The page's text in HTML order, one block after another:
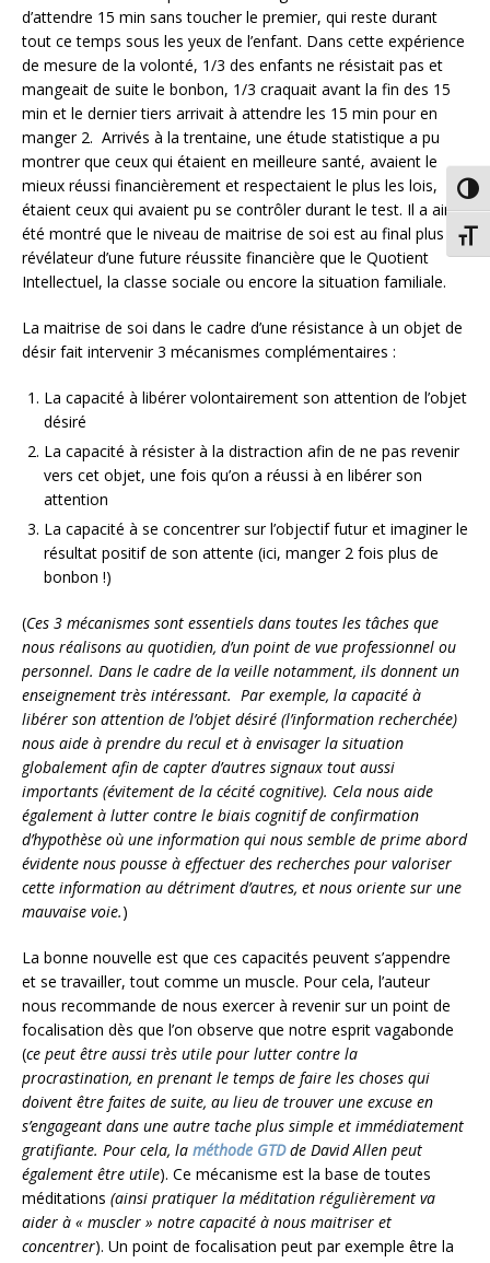
d’attendre 15 min sans toucher le premier, qui reste durant
tout ce temps sous les yeux de l’enfant. Dans cette expérience
de mesure de la volonté, 1/3 des enfants ne résistait pas et
mangeait de suite le bonbon, 1/3 craquait avant la fin des 15
min et le dernier tiers arrivait à attendre les 15 min pour en
manger 2. Arrivés à la trentaine, une étude statistique a pu
montrer que ceux qui étaient en meilleure santé, avaient le
mieux réussi financièrement et respectaient le plus les lois,
étaient ceux qui avaient pu se contrôler durant le test. Il a ainsi
été montré que le niveau de maitrise de soi est au final plus
révélateur d’une future réussite financière que le Quotient
Intellectuel, la classe sociale ou encore la situation familiale.
La maitrise de soi dans le cadre d’une résistance à un objet de
désir fait intervenir 3 mécanismes complémentaires :
La capacité à libérer volontairement son attention de l’objet
désiré
La capacité à résister à la distraction afin de ne pas revenir
vers cet objet, une fois qu’on a réussi à en libérer son
attention
La capacité à se concentrer sur l’objectif futur et imaginer le
résultat positif de son attente (ici, manger 2 fois plus de
bonbon !)
(Ces 3 mécanismes sont essentiels dans toutes les tâches que
nous réalisons au quotidien, d’un point de vue professionnel ou
personnel. Dans le cadre de la veille notamment, ils donnent un
enseignement très intéressant. Par exemple, la capacité à
libérer son attention de l’objet désiré (l’information recherchée)
nous aide à prendre du recul et à envisager la situation
globalement afin de capter d’autres signaux tout aussi
importants (évitement de la cécité cognitive). Cela nous aide
également à lutter contre le biais cognitif de confirmation
d’hypothèse où une information qui nous semble de prime abord
évidente nous pousse à effectuer des recherches pour valoriser
cette information au détriment d’autres, et nous oriente sur une
mauvaise voie.)
La bonne nouvelle est que ces capacités peuvent s’appendre
et se travailler, tout comme un muscle. Pour cela, l’auteur
nous recommande de nous exercer à revenir sur un point de
focalisation dès que l’on observe que notre esprit vagabonde
(ce peut être aussi très utile pour lutter contre la
procrastination, en prenant le temps de faire les choses qui
doivent être faites de suite, au lieu de trouver une excuse en
s’engageant dans une autre tache plus simple et immédiatement
gratifiante. Pour cela, la méthode GTDde David Allen peut
également être utile). Ce mécanisme est la base de toutes
méditations (ainsi pratiquer la méditation régulièrement va
aider à « muscler » notre capacité à nous maitriser et
concentrer). Un point de focalisation peut par exemple être la